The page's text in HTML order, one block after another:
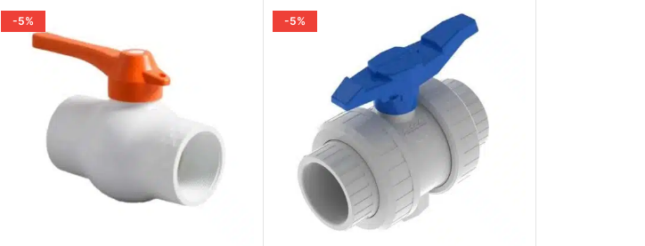
-5% -5%